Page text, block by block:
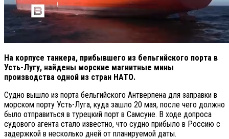
На корпусе танкера, прибывшего из бельгийского порта в
Усть-Лугу, найдены морские магнитные мины
производства одной из стран НАТО.
Судно вышло из порта бельгийского Антверпена для заправки в
морском порту Усть-Луга, куда зашло 20 мая, после чего должно
было отправиться в турецкий порт в Самсуне. В ходе допроса
судового агента стало известно, что судно прибыло в Россию с
задержкой в несколько дней от планируемой даты.